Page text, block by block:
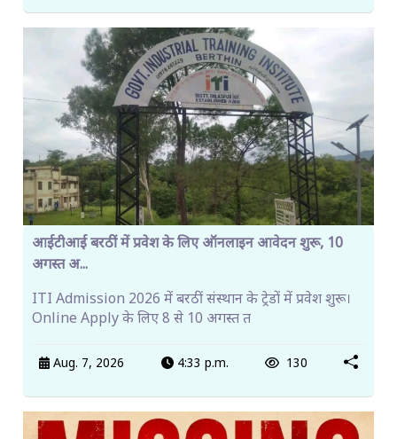
आईटीआई बरठीं में प्रवेश के लिए ऑनलाइन आवेदन शुरू, 10
अगस्त अ...
ITI Admission 2026 में बरठीं संस्थान के ट्रेडों में प्रवेश शुरू।
Online Apply के लिए 8 से 10 अगस्त त
Aug. 7, 2026 4:33 p.m. 130